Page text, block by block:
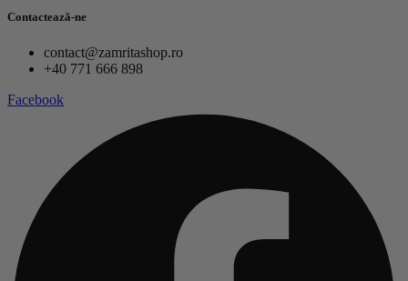
Contactează-ne
contact@zamritashop.ro
+40 771 666 898
Facebook